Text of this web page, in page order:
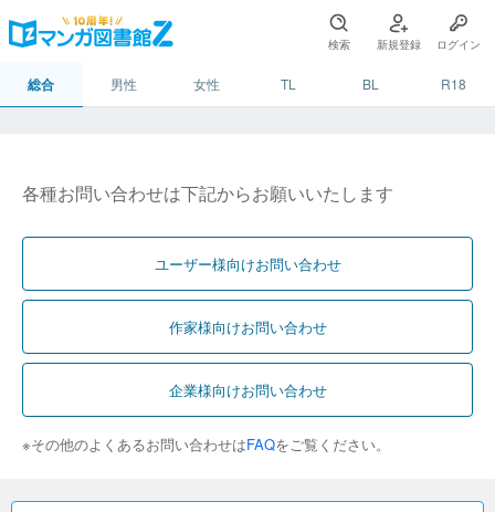
検索 新規登録 ログイン
総合 男性 女性 TL BL R18
各種お問い合わせは下記からお願いいたします
ユーザー様向けお問い合わせ
作家様向けお問い合わせ
企業様向けお問い合わせ
※その他のよくあるお問い合わせはFAQをご覧ください。